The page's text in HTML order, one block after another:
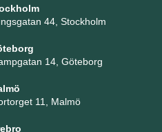
44, Stockholm
14, Göteborg
11, Malmö